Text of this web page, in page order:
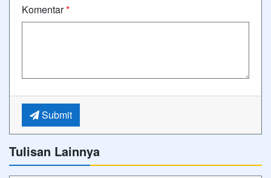
Komentar*
Submit
Tulisan Lainnya